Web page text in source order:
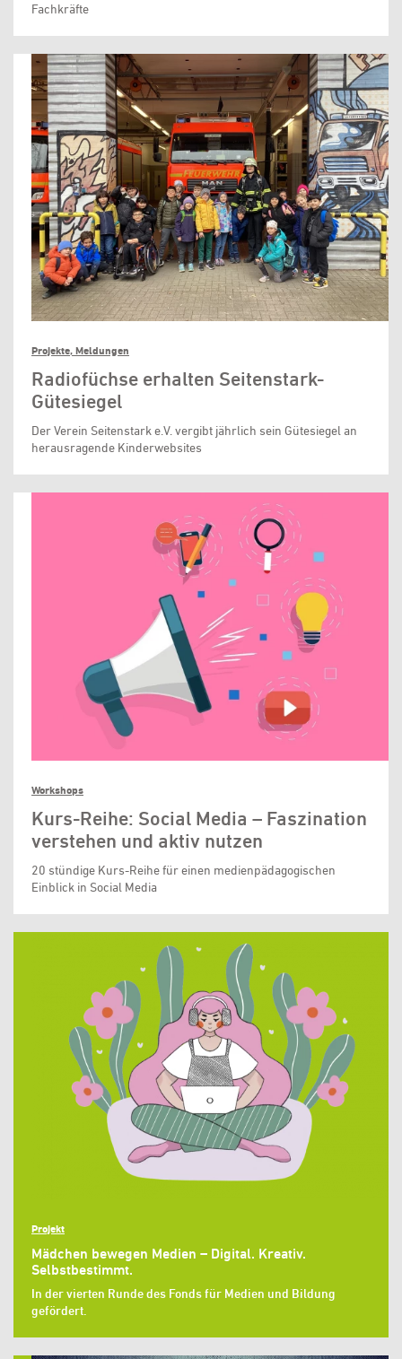
Fachkräfte
Projekte, Meldungen
Radiofüchse erhalten Seitenstark-
Gütesiegel
Der Verein Seitenstark e.V. vergibt jährlich sein Gütesiegel an
herausragende Kinderwebsites
Workshops
Kurs-Reihe: Social Media – Faszination
verstehen und aktiv nutzen
20 stündige Kurs-Reihe für einen medienpädagogischen
Einblick in Social Media
Projekt
Mädchen bewegen Medien – Digital. Kreativ.
Selbstbestimmt.
In der vierten Runde des Fonds für Medien und Bildung
gefördert.